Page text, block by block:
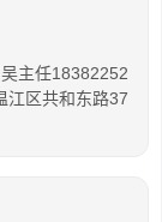
主任18382252
江区共和东路37